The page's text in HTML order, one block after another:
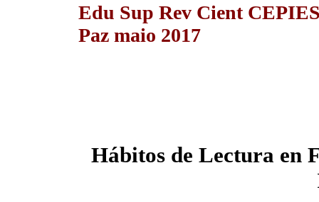
Edu Sup Rev Cient
Paz maio 2017
Hábitos de Lectura en